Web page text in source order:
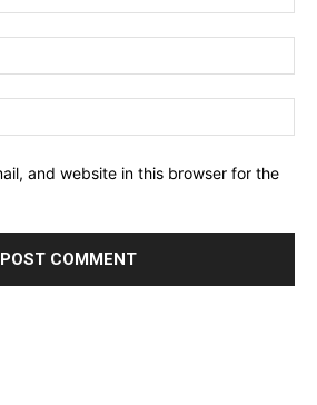
and website in this browser for the